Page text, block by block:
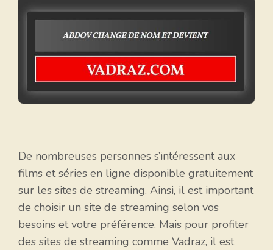
De nombreuses personnes s’intéressent aux
films et séries en ligne disponible gratuitement
sur les sites de streaming. Ainsi, il est important
de choisir un site de streaming selon vos
besoins et votre préférence. Mais pour profiter
des sites de streaming comme Vadraz, il est